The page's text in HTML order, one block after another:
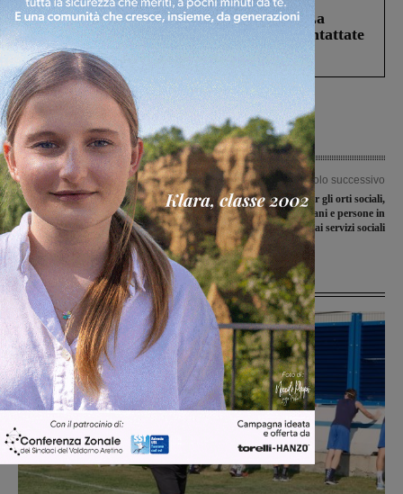
Continuano le ricerche di Miah Billal. La
Prefettura: “In caso di avvistamento contattate
il 112”
Articolo precedente
Potere al Popolo completa la raccolta
firme e presenta l’elenco dei candidati
Articolo successivo
Aperto il bando per gli orti sociali,
destinati ad anziani e persone in
carico ai servizi sociali
Ultime Notizie